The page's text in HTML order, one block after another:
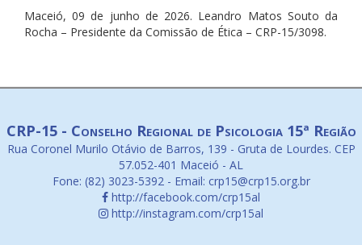
Maceió, 09 de junho de 2026. Leandro Matos Souto da
Rocha – Presidente da Comissão de Ética – CRP-15/3098.
CRP-15 - Conselho Regional de Psicologia 15ª Região
Rua Coronel Murilo Otávio de Barros, 139 - Gruta de Lourdes. CEP
57.052-401 Maceió - AL
Fone: (82) 3023-5392 - Email: crp15@crp15.org.br
http://facebook.com/crp15al
http://instagram.com/crp15al